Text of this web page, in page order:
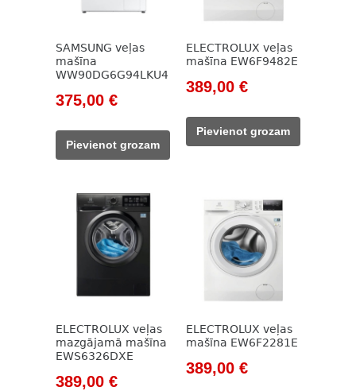
SAMSUNG veļas
mašīna
WW90DG6G94LKU4
Original
was:
614,00 €.
375,00 €Current
375,00 €.
Pievienot grozam
ELECTROLUX veļas
mašīna EW6F9482E
Original
was:
524,00 €.
389,00 €Current
389,00 €.
Pievienot grozam
ELECTROLUX veļas
mazgājamā mašīna
EWS6326DXE
Original
389,00 €Current
ELECTROLUX veļas
mašīna EW6F2281E
Original
389,00 €Current